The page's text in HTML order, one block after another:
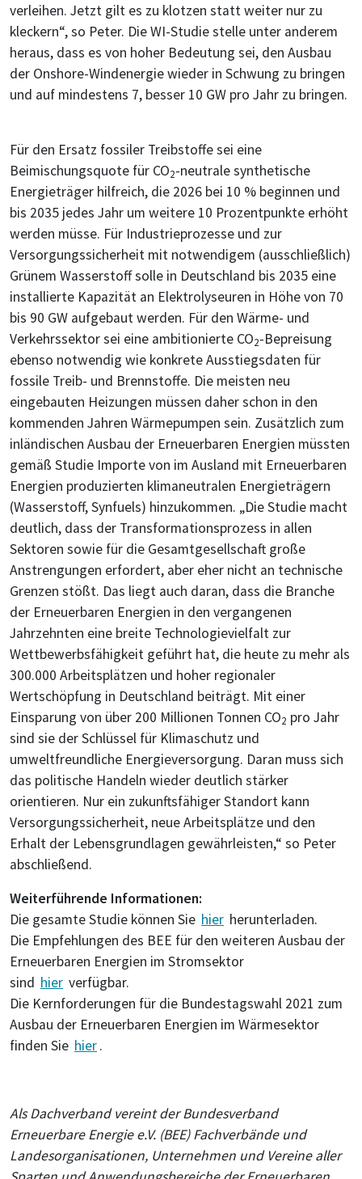
verleihen. Jetzt gilt es zu klotzen statt weiter nur zu
kleckern“, so Peter. Die WI-Studie stelle unter anderem
heraus, dass es von hoher Bedeutung sei, den Ausbau
der Onshore-Windenergie wieder in Schwung zu bringen
und auf mindestens 7, besser 10 GW pro Jahr zu bringen.
Für den Ersatz fossiler Treibstoffe sei eine
Beimischungsquote für CO2-neutrale synthetische
Energieträger hilfreich, die 2026 bei 10 % beginnen und
bis 2035 jedes Jahr um weitere 10 Prozentpunkte erhöht
werden müsse. Für Industrieprozesse und zur
Versorgungssicherheit mit notwendigem (ausschließlich)
Grünem Wasserstoff solle in Deutschland bis 2035 eine
installierte Kapazität an Elektrolyseuren in Höhe von 70
bis 90 GW aufgebaut werden. Für den Wärme- und
Verkehrssektor sei eine ambitionierte CO2-Bepreisung
ebenso notwendig wie konkrete Ausstiegsdaten für
fossile Treib- und Brennstoffe. Die meisten neu
eingebauten Heizungen müssen daher schon in den
kommenden Jahren Wärmepumpen sein. Zusätzlich zum
inländischen Ausbau der Erneuerbaren Energien müssten
gemäß Studie Importe von im Ausland mit Erneuerbaren
Energien produzierten klimaneutralen Energieträgern
(Wasserstoff, Synfuels) hinzukommen. „Die Studie macht
deutlich, dass der Transformationsprozess in allen
Sektoren sowie für die Gesamtgesellschaft große
Anstrengungen erfordert, aber eher nicht an technische
Grenzen stößt. Das liegt auch daran, dass die Branche
der Erneuerbaren Energien in den vergangenen
Jahrzehnten eine breite Technologievielfalt zur
Wettbewerbsfähigkeit geführt hat, die heute zu mehr als
300.000 Arbeitsplätzen und hoher regionaler
Wertschöpfung in Deutschland beiträgt. Mit einer
Einsparung von über 200 Millionen Tonnen CO2 pro Jahr
sind sie der Schlüssel für Klimaschutz und
umweltfreundliche Energieversorgung. Daran muss sich
das politische Handeln wieder deutlich stärker
orientieren. Nur ein zukunftsfähiger Standort kann
Versorgungssicherheit, neue Arbeitsplätze und den
Erhalt der Lebensgrundlagen gewährleisten,“ so Peter
abschließend.
Weiterführende Informationen:
Die gesamte Studie können Sie hier herunterladen.
Die Empfehlungen des BEE für den weiteren Ausbau der
Erneuerbaren Energien im Stromsektor
sind hier verfügbar.
Die Kernforderungen für die Bundestagswahl 2021 zum
Ausbau der Erneuerbaren Energien im Wärmesektor
finden Sie hier.
Als Dachverband vereint der Bundesverband
Erneuerbare Energie e.V. (BEE) Fachverbände und
Landesorganisationen, Unternehmen und Vereine aller